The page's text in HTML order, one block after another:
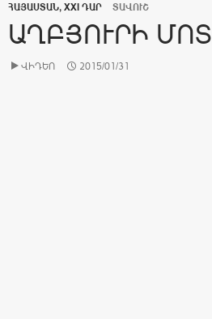
ՀԱՅԱՍՏԱՆ, XXI ԴԱՐ ՏԱՎՈՒՇ
ԱՂԲՅՈՒՐԻ ՄՈՏ
ՎԻԴԵՈ 2015/01/31